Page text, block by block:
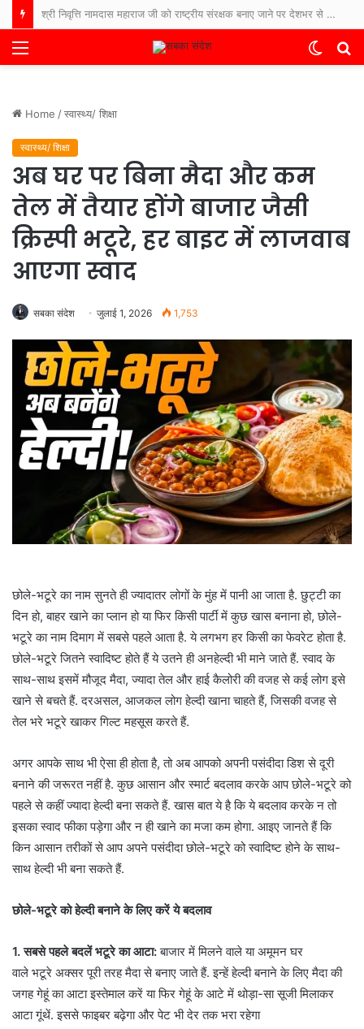
श्री निवृत्ति नामदास महाराज जी को राष्ट्रीय संरक्षक बनाए जाने पर देशभर से बधाइयों का तांता
Menu
Switch
Home /स्वास्थ्य/ शिक्षा
स्वास्थ्य/ शिक्षा
अब घर पर बिना मैदा और कम
तेल में तैयार होंगे बाजार जैसी
क्रिस्पी भटूरे, हर बाइट में लाजवाब
आएगा स्वाद
सबका संदेश जुलाई 1, 2026 1,753
छोले-भटूरे का नाम सुनते ही ज्यादातर लोगों के मुंह में पानी आ जाता है. छुट्टी का
दिन हो, बाहर खाने का प्लान हो या फिर किसी पार्टी में कुछ खास बनाना हो, छोले-
भटूरे का नाम दिमाग में सबसे पहले आता है. ये लगभग हर किसी का फेवरेट होता है.
छोले-भटूरे जितने स्वादिष्ट होते हैं ये उतने ही अनहेल्दी भी माने जाते हैं. स्वाद के
साथ-साथ इसमें मौजूद मैदा, ज्यादा तेल और हाई कैलोरी की वजह से कई लोग इसे
खाने से बचते हैं. दरअसल, आजकल लोग हेल्दी खाना चाहते हैं, जिसकी वजह से
तेल भरे भटूरे खाकर गिल्ट महसूस करते हैं.
अगर आपके साथ भी ऐसा ही होता है, तो अब आपको अपनी पसंदीदा डिश से दूरी
बनाने की जरूरत नहीं है. कुछ आसान और स्मार्ट बदलाव करके आप छोले-भटूरे को
पहले से कहीं ज्यादा हेल्दी बना सकते हैं. खास बात ये है कि ये बदलाव करके न तो
इसका स्वाद फीका पड़ेगा और न ही खाने का मजा कम होगा. आइए जानते हैं कि
किन आसान तरीकों से आप अपने पसंदीदा छोले-भटूरे को स्वादिष्ट होने के साथ-
साथ हेल्दी भी बना सकते हैं.
छोले-भटूरे को हेल्दी बनाने के लिए करें ये बदलाव
1. सबसे पहले बदलें भटूरे का आटा:बाजार में मिलने वाले या अमूमन घर
वाले भटूरे अक्सर पूरी तरह मैदा से बनाए जाते हैं. इन्हें हेल्दी बनाने के लिए मैदा की
जगह गेहूं का आटा इस्तेमाल करें या फिर गेहूं के आटे में थोड़ा-सा सूजी मिलाकर
आटा गूंथें. इससे फाइबर बढ़ेगा और पेट भी देर तक भरा रहेगा